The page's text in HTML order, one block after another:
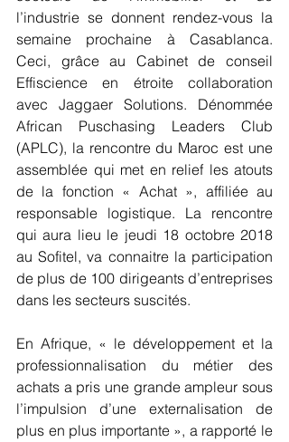
l’industrie se donnent rendez-vous la
semaine prochaine à Casablanca.
Ceci, grâce au Cabinet de conseil
Effiscience en étroite collaboration
avec Jaggaer Solutions. Dénommée
African Puschasing Leaders Club
(APLC), la rencontre du Maroc est une
assemblée qui met en relief les atouts
de la fonction « Achat », affiliée au
responsable logistique. La rencontre
qui aura lieu le jeudi 18 octobre 2018
au Sofitel, va connaitre la participation
de plus de 100 dirigeants d’entreprises
dans les secteurs suscités.
En Afrique, « le développement et la
professionnalisation du métier des
achats a pris une grande ampleur sous
l’impulsion d’une externalisation de
plus en plus importante », a rapporté le